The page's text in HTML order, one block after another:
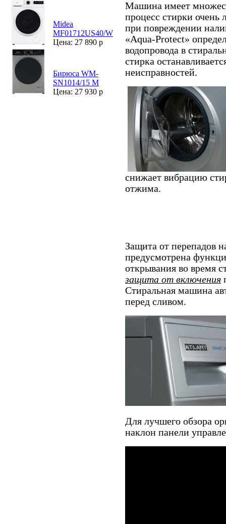
Midea
MF01712US40/W
Цена: 27 890 р
Бирюса WM-
SN1014/15 M
Цена: 27 930 р
Машина имеет
процесс стирки очень
при повреждении
«Aqua-Protect»
водопровода в
стирка
неисправностей.
снижает вибрацию
отжима.
Защита от перепадов
предусмотрена
открывания во время
защита от включения
Стиральная машина
перед сливом.
Для лучшего обзора
наклон панели